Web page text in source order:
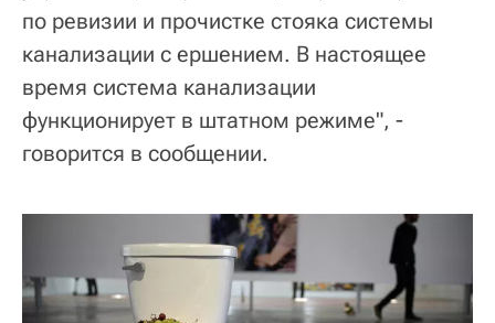
по ревизии и прочистке стояка системы
канализации с ершением. В настоящее
время система канализации
функционирует в штатном режиме", -
говорится в сообщении.